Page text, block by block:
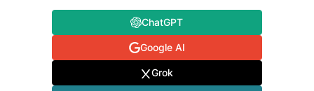
ChatGPT
Google AI
Grok